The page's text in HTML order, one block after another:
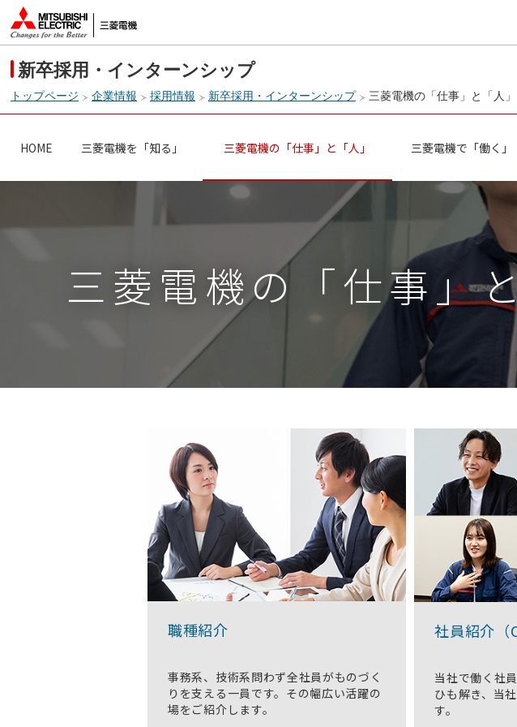
新卒採用・インターンシップ
トップページ 企業情報 採用情報 新卒採用・インターンシップ 三菱電機の「仕事」と「人」
HOME 三菱電機を「知る」 三菱電機の「仕事」と「人」 三菱電機で「働く」
三菱電機の 「仕事」
職種紹介
事務系、技術系問わず全社員がものづく
りを支える一員です。その幅広い活躍の
場をご紹介します。
社員紹介（
当社で働く社
ひも解き、当
す。